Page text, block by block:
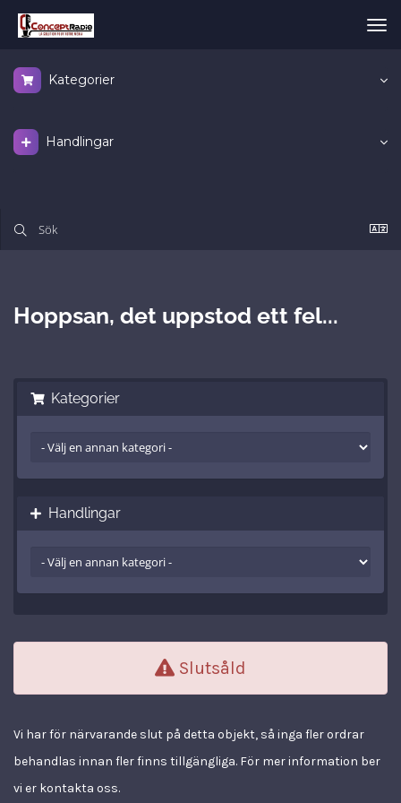
Kategorier
Handlingar
Hoppsan, det uppstod ett fel...
Kategorier
Handlingar
Slutsåld
Vi har för närvarande slut på detta objekt, så inga fler ordrar
behandlas innan fler finns tillgängliga. För mer information ber
vi er kontakta oss.